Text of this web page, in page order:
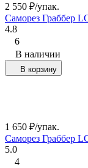
2 550 ₽/упак.
Саморез Граббер
4.8
6
В наличии
В корзину
1 650 ₽/упак.
Саморез Граббер
5.0
4